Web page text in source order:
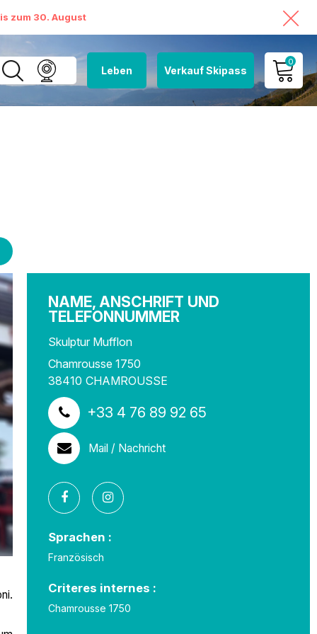
zum 30. August
Leben Verkauf Skipass
0
MEIN KONTO
NAME, ANSCHRIFT UND
TELEFONNUMMER
Skulptur Mufflon
Chamrousse 1750
38410 CHAMROUSSE
+33 4 76 89 92 65
Mail / Nachricht
Sprachen :
Französisch
Criteres internes :
Chamrousse 1750